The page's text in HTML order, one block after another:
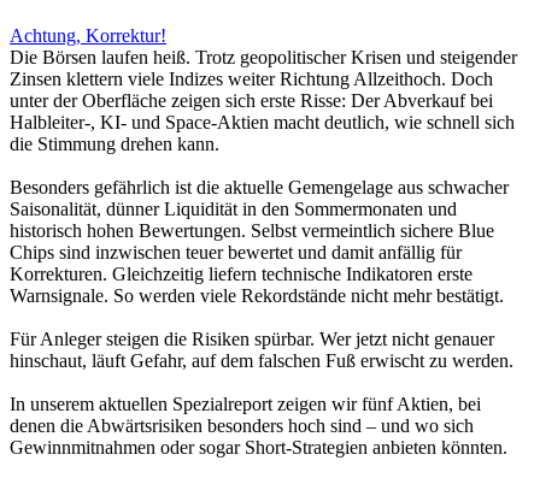
Achtung, Korrektur!
Die Börsen laufen heiß. Trotz geopolitischer Krisen und steigender
Zinsen klettern viele Indizes weiter Richtung Allzeithoch. Doch
unter der Oberfläche zeigen sich erste Risse: Der Abverkauf bei
Halbleiter-, KI- und Space-Aktien macht deutlich, wie schnell sich
die Stimmung drehen kann.
Besonders gefährlich ist die aktuelle Gemengelage aus schwacher
Saisonalität, dünner Liquidität in den Sommermonaten und
historisch hohen Bewertungen. Selbst vermeintlich sichere Blue
Chips sind inzwischen teuer bewertet und damit anfällig für
Korrekturen. Gleichzeitig liefern technische Indikatoren erste
Warnsignale. So werden viele Rekordstände nicht mehr bestätigt.
Für Anleger steigen die Risiken spürbar. Wer jetzt nicht genauer
hinschaut, läuft Gefahr, auf dem falschen Fuß erwischt zu werden.
In unserem aktuellen Spezialreport zeigen wir fünf Aktien, bei
denen die Abwärtsrisiken besonders hoch sind – und wo sich
Gewinnmitnahmen oder sogar Short-Strategien anbieten könnten.